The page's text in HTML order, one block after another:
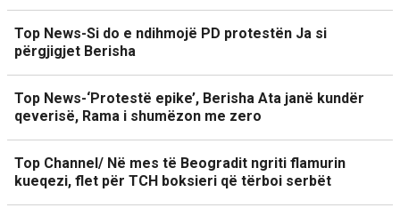
Top News-Si do e ndihmojë PD protestën Ja si
përgjigjet Berisha
Top News-‘Protestë epike’, Berisha Ata janë kundër
qeverisë, Rama i shumëzon me zero
Top Channel/ Në mes të Beogradit ngriti flamurin
kueqezi, flet për TCH boksieri që tërboi serbët